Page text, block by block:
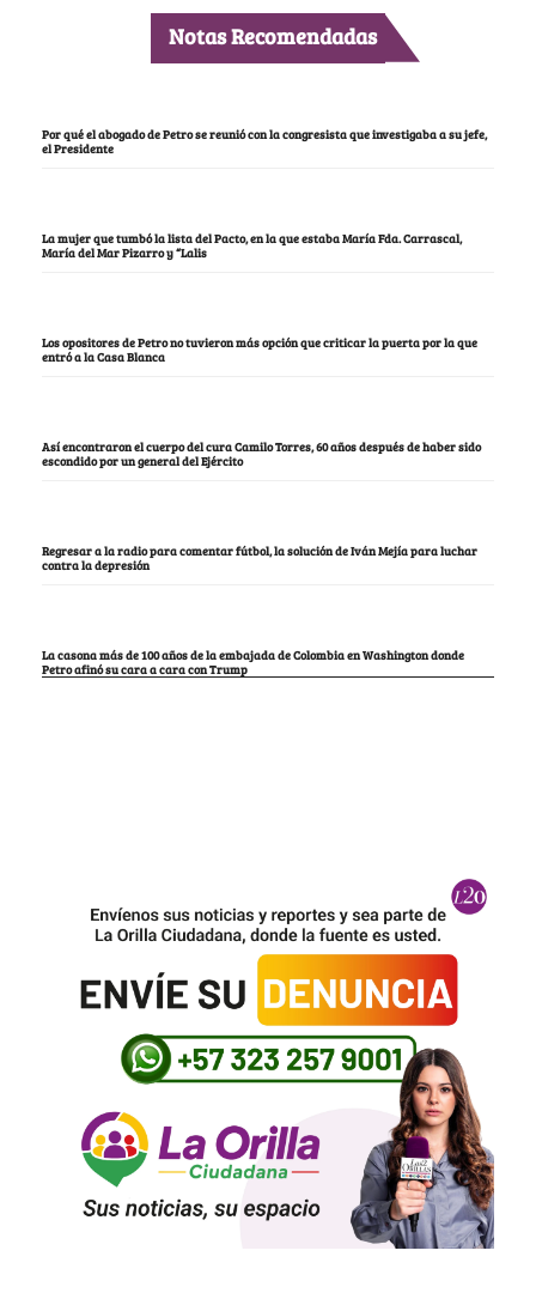
Notas Recomendadas
Por qué el abogado de Petro se reunió con la congresista que investigaba a su jefe,
el Presidente
La mujer que tumbó la lista del Pacto, en la que estaba María Fda. Carrascal,
María del Mar Pizarro y “Lalis
Los opositores de Petro no tuvieron más opción que criticar la puerta por la que
entró a la Casa Blanca
Así encontraron el cuerpo del cura Camilo Torres, 60 años después de haber sido
escondido por un general del Ejército
Regresar a la radio para comentar fútbol, la solución de Iván Mejía para luchar
contra la depresión
La casona más de 100 años de la embajada de Colombia en Washington donde
Petro afinó su cara a cara con Trump